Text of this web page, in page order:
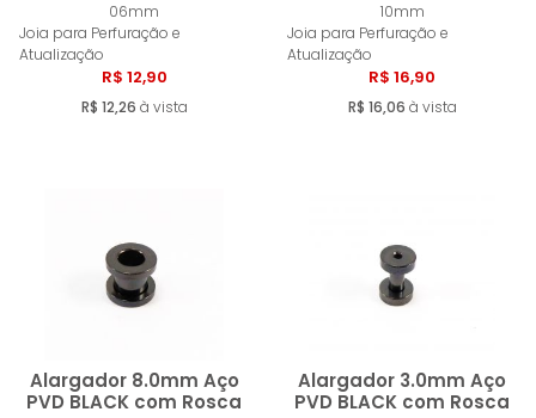
06mm
Joia para Perfuração e
Atualização
R$ 12,90
R$ 12,26 à vista
Comprar
10mm
Joia para Perfuração e
Atualização
R$ 16,90
R$ 16,06 à vista
Alargador 8.0mm Aço
PVD BLACK com Rosca
Alargador 3.0mm Aço
PVD BLACK com Rosca